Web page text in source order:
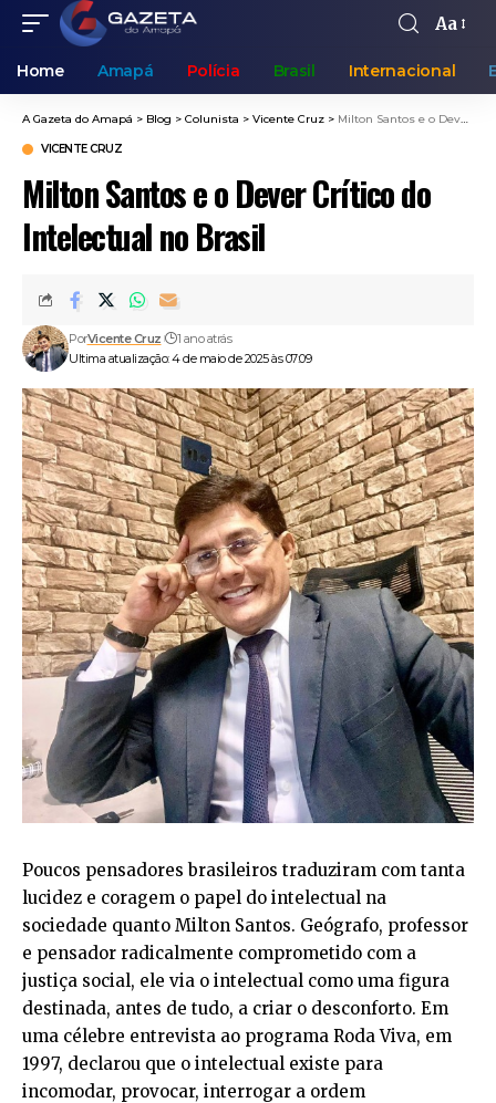
Aa
Home Amapá Polícia Brasil Internacional
A Gazeta do Amapá > Blog > Colunista > Vicente Cruz > Milton Santos e o Dever Crítico do Intelectual no Brasil
VICENTE CRUZ
Milton Santos e o Dever Crítico do
Intelectual no Brasil
Ultima atualização: 4 de maio de 2025 às 07:09
PorVicente Cruz 1 ano atrás
Poucos pensadores brasileiros traduziram com tanta
lucidez e coragem o papel do intelectual na
sociedade quanto Milton Santos. Geógrafo, professor
e pensador radicalmente comprometido com a
justiça social, ele via o intelectual como uma figura
destinada, antes de tudo, a criar o desconforto. Em
uma célebre entrevista ao programa Roda Viva, em
1997, declarou que o intelectual existe para
incomodar, provocar, interrogar a ordem